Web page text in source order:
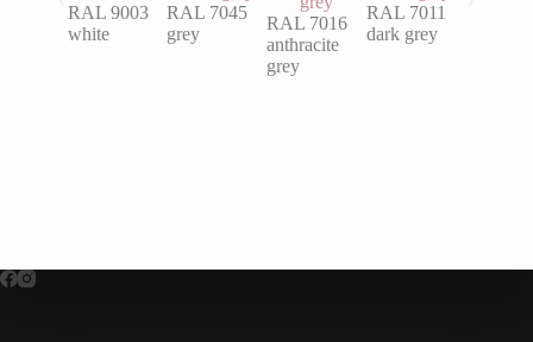
RAL 9003
white
RAL 7045
grey
RAL 7016
anthracite
grey
RAL 7011
dark grey